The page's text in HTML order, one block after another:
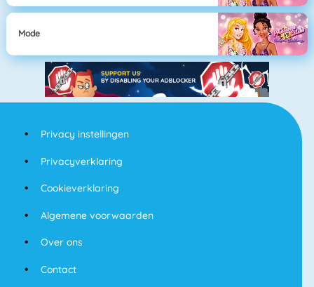
Mode
Privacy instellingen
Privacyverklaring
Cookieverklaring
Algemene voorwaarden
Over ons
Contact